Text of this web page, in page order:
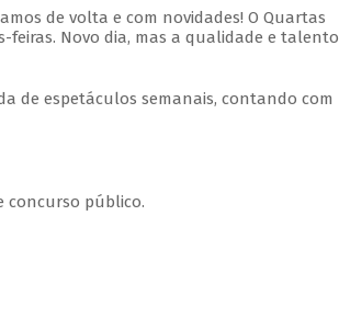
de volta e com novidades! O Quartas
Novo dia, mas a qualidade e talento
de espetáculos semanais, contando com
concurso público.